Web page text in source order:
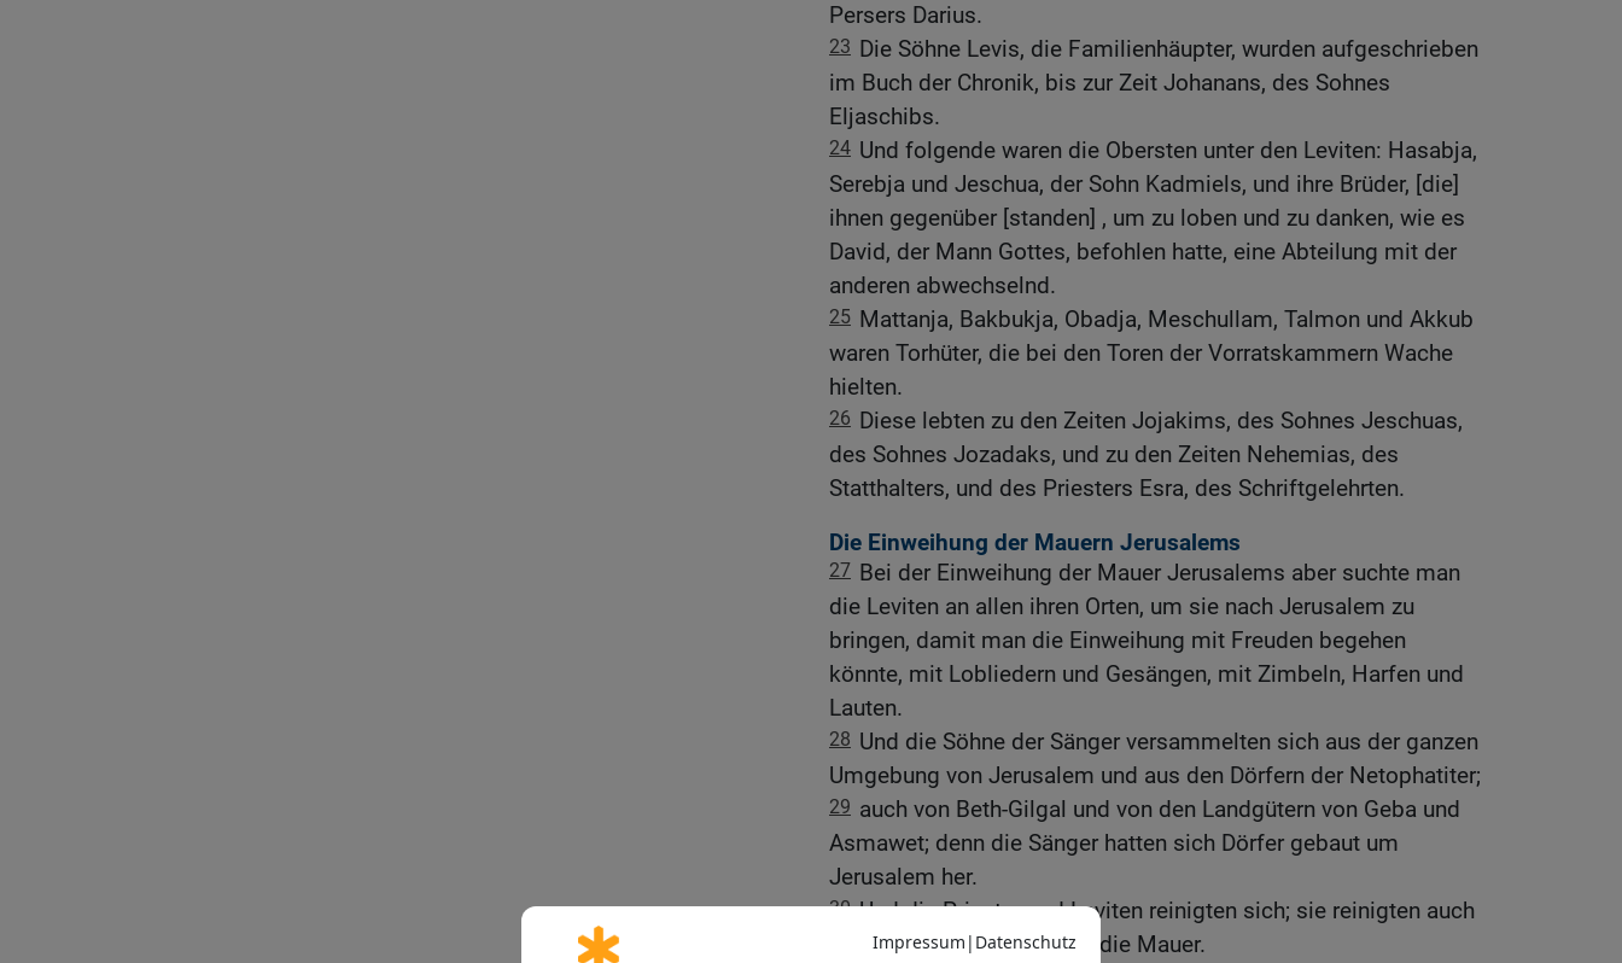
Persers Darius.
23 Die Söhne Levis, die Familienhäupter, wurden aufgeschrieben
im Buch der Chronik, bis zur Zeit Johanans, des Sohnes
Eljaschibs.
24 Und folgende waren die Obersten unter den Leviten: Hasabja,
Serebja und Jeschua, der Sohn Kadmiels, und ihre Brüder, [die]
ihnen gegenüber [standen] , um zu loben und zu danken, wie es
David, der Mann Gottes, befohlen hatte, eine Abteilung mit der
anderen abwechselnd.
25 Mattanja, Bakbukja, Obadja, Meschullam, Talmon und Akkub
waren Torhüter, die bei den Toren der Vorratskammern Wache
hielten.
26 Diese lebten zu den Zeiten Jojakims, des Sohnes Jeschuas,
des Sohnes Jozadaks, und zu den Zeiten Nehemias, des
Statthalters, und des Priesters Esra, des Schriftgelehrten.
Die Einweihung der Mauern Jerusalems
27 Bei der Einweihung der Mauer Jerusalems aber suchte man
die Leviten an allen ihren Orten, um sie nach Jerusalem zu
bringen, damit man die Einweihung mit Freuden begehen
könnte, mit Lobliedern und Gesängen, mit Zimbeln, Harfen und
Lauten.
28 Und die Söhne der Sänger versammelten sich aus der ganzen
Umgebung von Jerusalem und aus den Dörfern der Netophatiter;
29 auch von Beth-Gilgal und von den Landgütern von Geba und
Asmawet; denn die Sänger hatten sich Dörfer gebaut um
Jerusalem her.
30 Und die Priester und Leviten reinigten sich; sie reinigten auch
das Volk und die Tore und die Mauer.